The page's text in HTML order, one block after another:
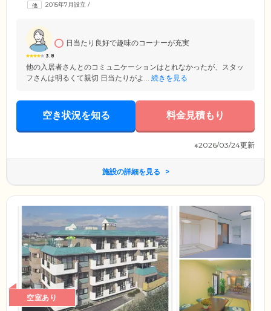
ラスなどを設置しています。その日の気分に合わせてお好きな場所で、
2015年7月設立 /
3.8
日当たり良好で趣味のコーナーが充実
他の入居者さんとのコミュニケーションはとれなかったが、スタッ
フさんは明るくて親切 日当たりがよ... 続きを見る
空き状況を知る 料金見積もり
※2026/03/24更新
施設の詳細を見る
空室あり